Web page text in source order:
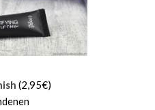
(2,95€)